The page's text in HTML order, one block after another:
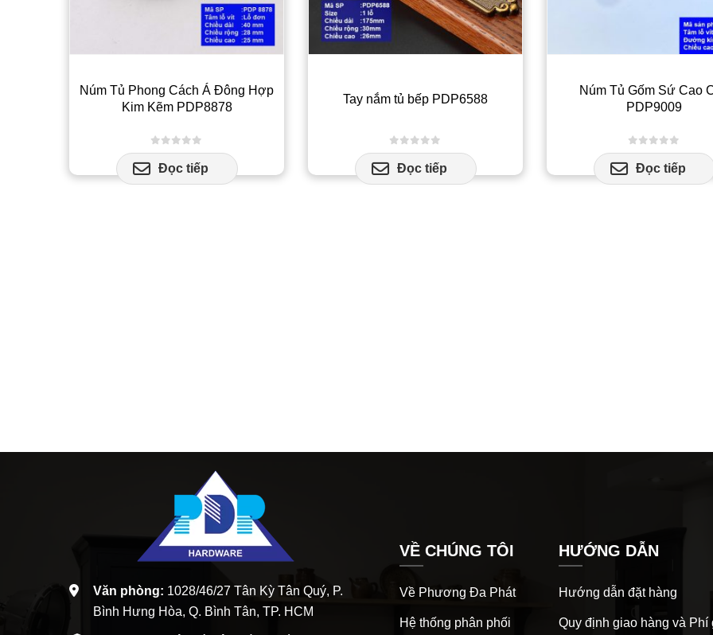
Núm Tủ Phong Cách Á Đông Hợp
Kim Kẽm PDP8878
0out of 5
Đọc tiếp
Tay nắm tủ bếp PDP6588
0out of 5
Đọc tiếp
Núm Tủ Gốm Sứ Cao
PDP9009
0out of 5
Đọc tiếp
Văn phòng: 1028/46/27 Tân Kỳ Tân Quý, P.
Bình Hưng Hòa, Q. Bình Tân, TP. HCM
VỀ CHÚNG TÔI
Về Phương Đa Phát
Hệ thống phân phối
HƯỚNG DẪN
Hướng dẫn đặt hàng
Quy định giao hàng và Phí